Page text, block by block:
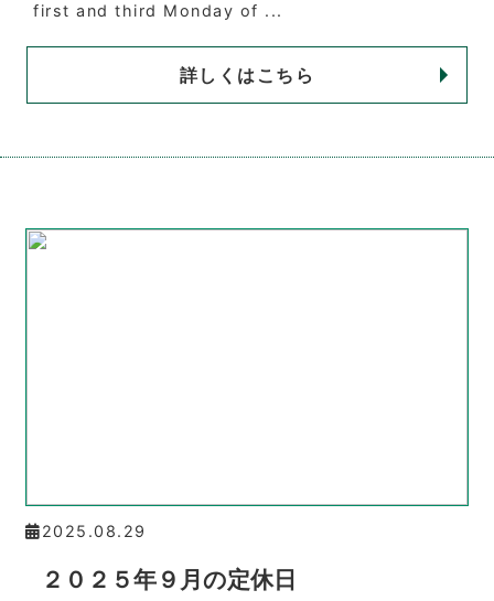
first and third Monday of ...
詳しくはこちら
2025.08.29
２０２５年９月の定休日